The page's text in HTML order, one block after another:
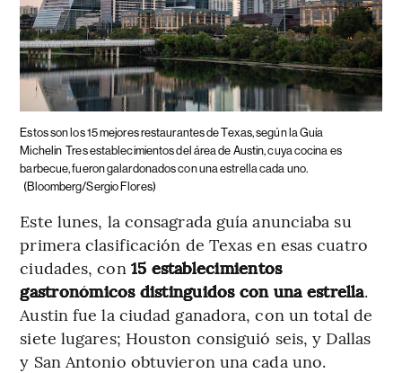
Estos son los 15 mejores restaurantes de Texas, según la Guía
Michelin Tres establecimientos del área de Austin, cuya cocina es
barbecue, fueron galardonados con una estrella cada uno.
(Bloomberg/Sergio Flores)
Este lunes, la consagrada guía anunciaba su
primera clasificación de Texas en esas cuatro
ciudades, con 15 establecimientos
gastronómicos distinguidos con una estrella.
Austin fue la ciudad ganadora, con un total de
siete lugares; Houston consiguió seis, y Dallas
y San Antonio obtuvieron una cada uno.